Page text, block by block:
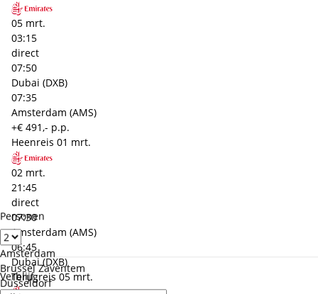
Personen
Verblijf
Amsterdam
Brussel Zaventem
Düsseldorf
05 mrt.
03:15
direct
07:50
Dubai (DXB)
07:35
Amsterdam (AMS)
+€ 491,- p.p.
Heenreis 01 mrt.
02 mrt.
21:45
direct
07:30
Amsterdam (AMS)
06:45
Dubai (DXB)
Terugreis 05 mrt.